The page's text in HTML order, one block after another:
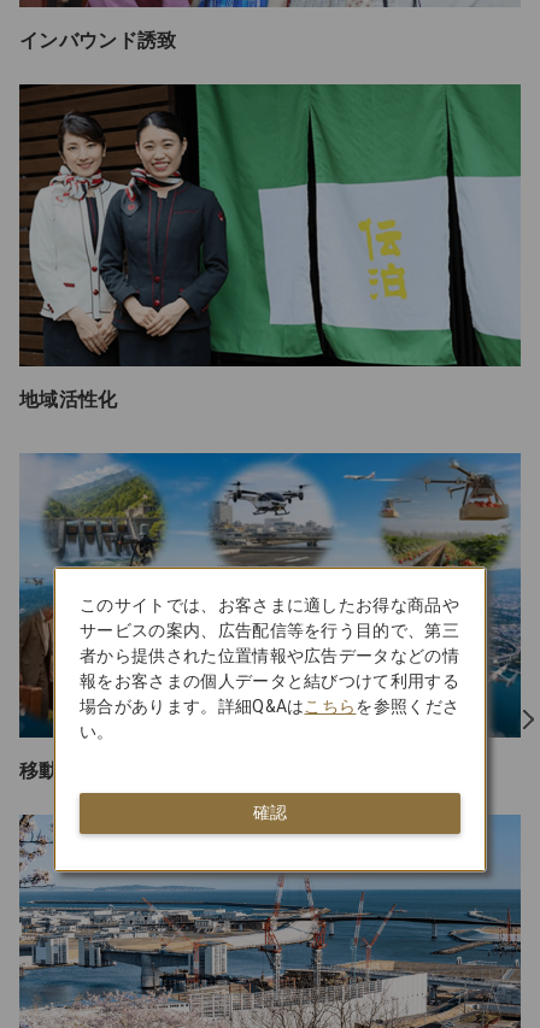
インバウンド誘致
地域活性化
移動・生活の利便性向上
このサイトでは、お客さまに適したお得な商品や
サービスの案内、広告配信等を行う目的で、第三
者から提供された位置情報や広告データなどの情
報をお客さまの個人データと結びつけて利用する
場合があります。詳細Q&Aはこちらを参照くださ
い。
確認